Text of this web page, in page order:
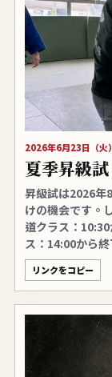
2026年6月23日（火）
夏季昇級
昇級試は2026年
けの機会です。
道クラス：
ス：14:00から終
リンクをコピー